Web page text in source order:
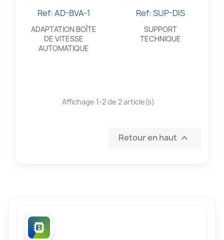
Aperçu rapide
Ref: AD-BVA-1
ADAPTATION BOÎTE
DE VITESSE
AUTOMATIQUE
Aperçu rapide
Ref: SUP-DIS
SUPPORT
TECHNIQUE
Affichage 1-2 de 2 article(s)
Retour en haut 